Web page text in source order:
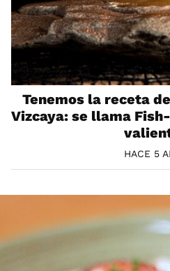
Tenemos la receta
Vizcaya: se llama
HACE 5